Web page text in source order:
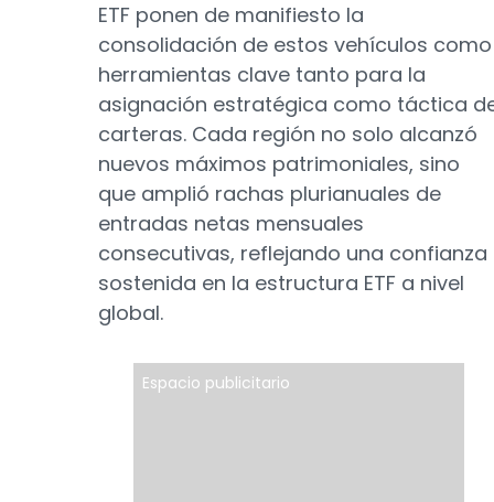
ETF ponen de manifiesto la
consolidación de estos vehículos como
herramientas clave tanto para la
asignación estratégica como táctica
carteras. Cada región no solo alcanzó
nuevos máximos patrimoniales, sino
que amplió rachas plurianuales de
entradas netas mensuales
consecutivas, reflejando una confianza
sostenida en la estructura ETF a nivel
global.
Espacio publicitario